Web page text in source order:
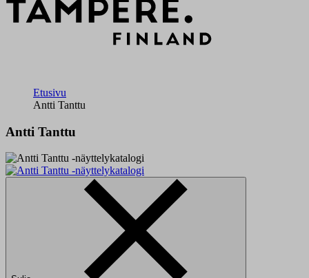
Etusivu
Antti Tanttu
Antti Tanttu